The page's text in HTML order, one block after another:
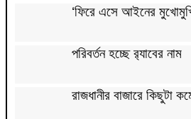
‘ফিরে এসে আইনের
পরিবর্তন হচ্ছে র‌্যাবের নাম
রাজধানীর বাজারে কিছুটা